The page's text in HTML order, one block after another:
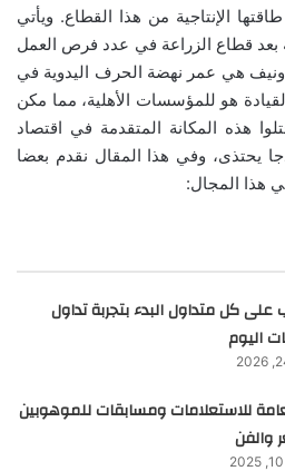
الإنتاجية من هذا القطاع. ويأتي
بعد قطاع الزراعة في عدد فرص العمل
هي عمر نهضة الحرف اليدوية في
هو للمؤسسات الأهلية، مما مكن
هذه المكانة المتقدمة في اقتصاد
يحتذى، وفي هذا المقال نقدم بعضا
هذا المجال:
على كل متداول البدء بتجربة تداول
اليوم
للاستعلامات ومسابقات للموهوبين
والفن